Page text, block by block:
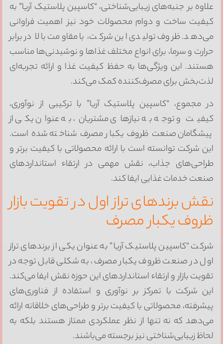
بر جنبه‌های زیبایی‌شناختی، “کاسپین پلاستیک آریا” به
ساخت و دوام محصولات خود نیز اهمیت فراوانی
ظروف تولیدی این شرکت، با مقاومت بالا در برابر
و سرما، برای انواع مختلف غذاها و نوشیدنی‌ها مناسب
این ویژگی‌ها به حفظ کیفیت غذا و ارائه تجربه‌ای
برای مصرف‌کننده کمک می‌کند.
مجموع، “کاسپین پلاستیک آریا” با ترکیبی از نوآوری،
و توجه به نیازهای مشتریان، به عنوان یکی از
صنعت ظروف یکبار مصرف شناخته شده است.
شرکت توانسته است با ارائه محصولاتی با کیفیت برتر و
جذاب، نقش مهمی در ارتقاء استانداردهای
خدمات غذایی ایفا کند.
برندهای تراز اول در تقویت بازار
یکبار مصرف
“کاسپین پلاستیک آریا” به عنوان یکی از برندهای تراز
در صنعت ظروف یکبار مصرف، به شکلی قابل توجه در
بازار و ارتقاء استانداردهای این حوزه نقش ایفا می‌کند.
شرکت با تمرکز بر نوآوری و استفاده از فناوری‌های
محصولاتی با کیفیت برتر و طراحی‌های خلاقانه ارائه
که نه تنها از نظر عملکردی ممتاز هستند بلکه به
زیبایی‌شناختی نیز برجسته می‌باشند.